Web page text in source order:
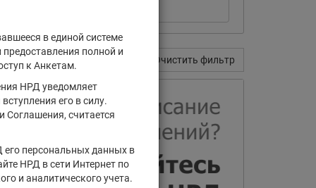
в единой системе
предоставления полной и
к Анкетам.
НРД уведомляет
его в силу.
считается
его персональных данных в
НРД в сети Интернет по
и аналитического учета.
Очистить фильтр